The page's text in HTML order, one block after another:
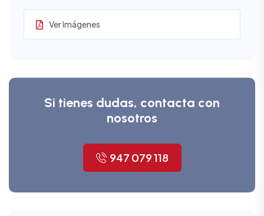
Ver Imágenes
Si tienes dudas, contacta con
nosotros
947 079 118